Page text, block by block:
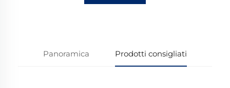
Panoramica Prodotti consigliati